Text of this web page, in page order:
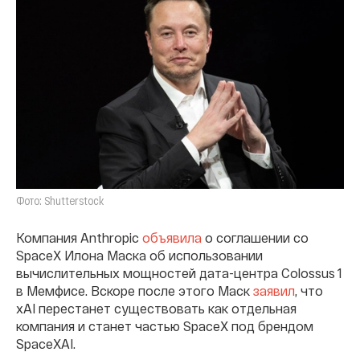
Фото: Shutterstock
Компания Anthropic объявила о соглашении со
SpaceX Илона Маска об использовании
вычислительных мощностей дата-центра Colossus 1
в Мемфисе. Вскоре после этого Маск заявил, что
xAI перестанет существовать как отдельная
компания и станет частью SpaceX под брендом
SpaceXAI.